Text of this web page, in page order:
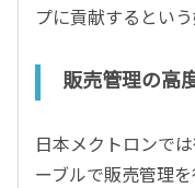
プに貢献するとい
販売管理の高
日本メクトロンで
ーブルで販売管理